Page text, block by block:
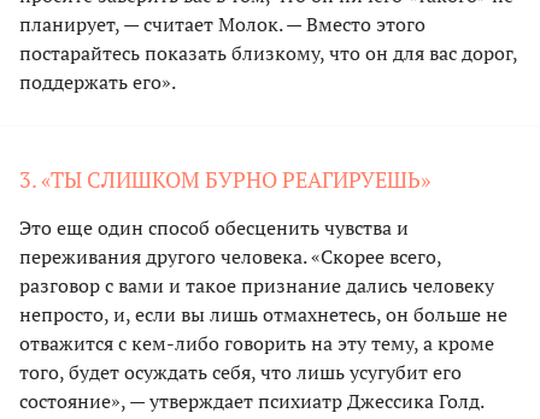
планирует, — считает Молок. — Вместо этого
постарайтесь показать близкому, что он для вас дорог,
поддержать его».
3. «ТЫ СЛИШКОМ БУРНО РЕАГИРУЕШЬ»
Это еще один способ обесценить чувства и
переживания другого человека. «Скорее всего,
разговор с вами и такое признание дались человеку
непросто, и, если вы лишь отмахнетесь, он больше не
отважится с кем-либо говорить на эту тему, а кроме
того, будет осуждать себя, что лишь усугубит его
состояние», — утверждает психиатр Джессика Голд.